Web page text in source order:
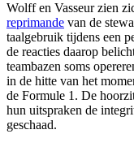
Wolff en Vasseur zien
reprimande van de
taalgebruik tijdens een
de reacties daarop
teambazen soms
in de hitte van het
de Formule 1. De
hun uitspraken de
geschaad.